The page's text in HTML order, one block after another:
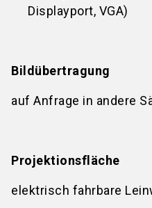
Displayport, VGA)
Bildübertragung
auf Anfrage in andere
Projektionsfläche
elektrisch fahrbare